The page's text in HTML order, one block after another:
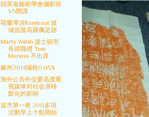
紐英崙藝術學會攝影班
1/5開課
荷蘭導演Rombout 波
城追蹤高羅佩足跡
Marty Walsh 波士頓市
長就職禮 Tom
Menino 不出席
麻州2014減稅0.05%
海外公共外交要高度重
视媒体对社会潜移
默化的影响
波市第一夜 200多項
活動早上十點開始